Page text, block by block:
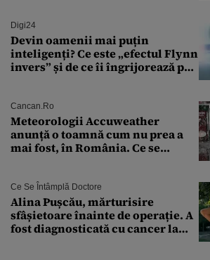
Digi24
Devin oamenii mai puțin
inteligenți? Ce este „efectul Flynn
invers” și de ce îi îngrijorează pe
Cancan.ro
Meteorologii Accuweather
anunță o toamnă cum nu prea a
mai fost, în România. Ce se
București. Pe ce dată ninge
Ce Se Întâmplă Doctore
Alina Pușcău, mărturisire
sfâșietoare înainte de operație. A
fost diagnosticată cu cancer la